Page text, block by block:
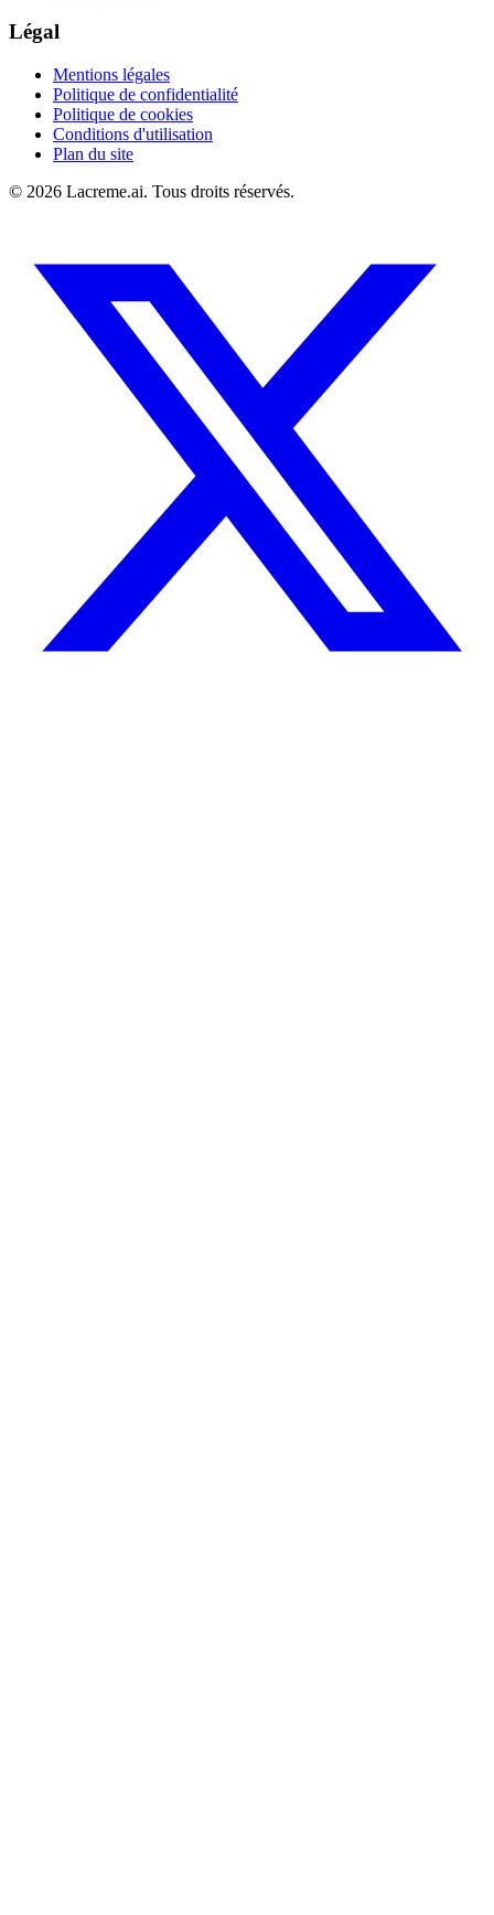
Légal
Mentions légales
Politique de confidentialité
Politique de cookies
Conditions d'utilisation
Plan du site
© 2026 Lacreme.ai. Tous droits réservés.